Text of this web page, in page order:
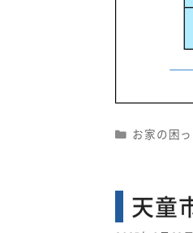
Categories
お家の困
天童